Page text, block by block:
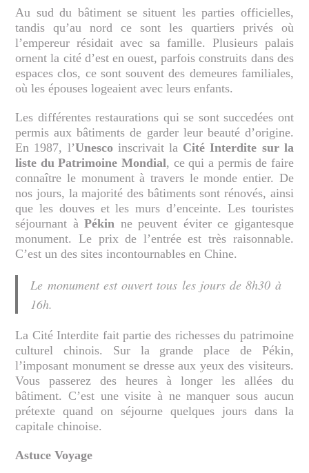
Au sud du bâtiment se situent les parties officielles,
tandis qu’au nord ce sont les quartiers privés où
l’empereur résidait avec sa famille. Plusieurs palais
ornent la cité d’est en ouest, parfois construits dans des
espaces clos, ce sont souvent des demeures familiales,
où les épouses logeaient avec leurs enfants.
Les différentes restaurations qui se sont succedées ont
permis aux bâtiments de garder leur beauté d’origine.
En 1987, l’Unescoinscrivait la Cité Interdite sur la
liste du Patrimoine Mondial, ce qui a permis de faire
connaître le monument à travers le monde entier. De
nos jours, la majorité des bâtiments sont rénovés, ainsi
que les douves et les murs d’enceinte. Les touristes
séjournant àPékin ne peuvent éviter ce gigantesque
monument. Le prix de l’entrée est très raisonnable.
C’est un des sites incontournables en Chine.
Le monument est ouvert tous les jours de 8h30 à
16h.
La Cité Interdite fait partie des richesses du patrimoine
culturel chinois. Sur la grande place de Pékin,
l’imposant monument se dresse aux yeux des visiteurs.
Vous passerez des heures à longer les allées du
bâtiment. C’est une visite à ne manquer sous aucun
prétexte quand on séjourne quelques jours dans la
capitale chinoise.
Astuce Voyage